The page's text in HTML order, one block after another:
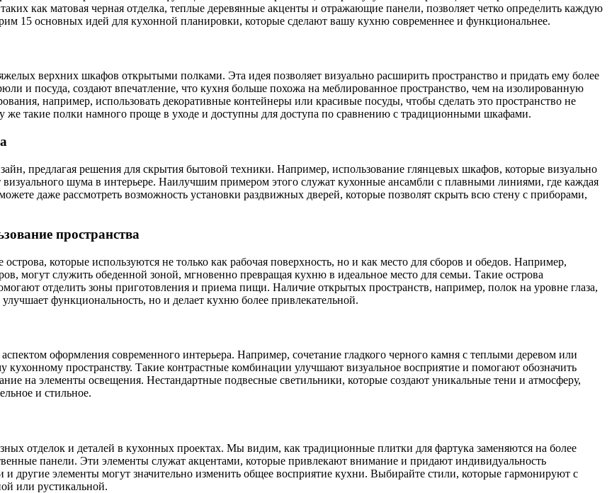
как матовая черная отделка, теплые деревянные акценты и отражающие панели, позволяет четко определить каждую
15 основных идей для кухонной планировки, которые сделают вашу кухню современнее и функциональнее.
верхних шкафов открытыми полками. Эта идея позволяет визуально расширить пространство и придать ему более
и посуда, создают впечатление, что кухня больше похожа на меблированное пространство, чем на изолированную
например, использовать декоративные контейнеры или красивые посуды, чтобы сделать это пространство не
же такие полки намного проще в уходе и доступны для доступа по сравнению с традиционными шкафами.
предлагая решения для скрытия бытовой техники. Например, использование глянцевых шкафов, которые визуально
шума в интерьере. Наилучшим примером этого служат кухонные ансамбли с плавными линиями, где каждая
даже рассмотреть возможность установки раздвижных дверей, которые позволят скрыть всю стену с приборами,
пространства
которые используются не только как рабочая поверхность, но и как место для сборов и обедов. Например,
могут служить обеденной зоной, мгновенно превращая кухню в идеальное место для семьи. Такие острова
отделить зоны приготовления и приема пищи. Наличие открытых пространств, например, полок на уровне глаза,
функциональность, но и делает кухню более привлекательной.
оформления современного интерьера. Например, сочетание гладкого черного камня с теплыми деревом или
пространству. Такие контрастные комбинации улучшают визуальное восприятие и помогают обозначить
на элементы освещения. Нестандартные подвесные светильники, которые создают уникальные тени и атмосферу,
и стильное.
отделок и деталей в кухонных проектах. Мы видим, как традиционные плитки для фартука заменяются на более
панели. Эти элементы служат акцентами, которые привлекают внимание и придают индивидуальность
и другие элементы могут значительно изменить общее восприятие кухни. Выбирайте стили, которые гармонируют с
или рустикальной.